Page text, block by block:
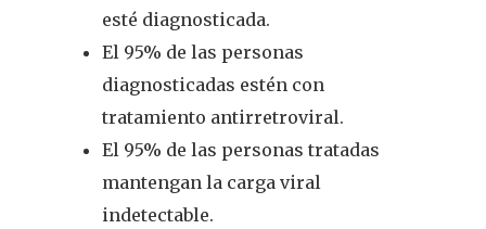
esté diagnosticada.
El 95% de las personas
diagnosticadas estén con
tratamiento antirretroviral.
El 95% de las personas tratadas
mantengan la carga viral
indetectable.
I Jornada Gallega De
Dermofarmacia
Problemas
Salud
Nutrición